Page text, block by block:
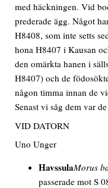
med häckningen. Vid
prederade ägg. Något
H8408, som inte setts
hona H8407 i Kausan
den omärkta hanen i
H8407) och de
någon timma innan de
Senast vi såg dem var
VID DATORN
Uno Unger
HavssulaMorus
passerade mot S